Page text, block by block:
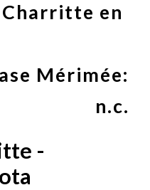
Charritte en
Mérimée:
n.c.
-